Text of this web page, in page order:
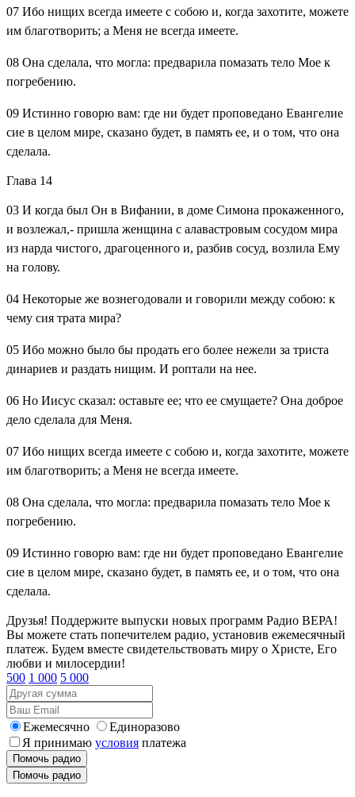
07 Ибо нищих всегда имеете с собою и, когда захотите, можете
им благотворить; а Меня не всегда имеете.
08 Она сделала, что могла: предварила помазать тело Мое к
погребению.
09 Истинно говорю вам: где ни будет проповедано Евангелие
сие в целом мире, сказано будет, в память ее, и о том, что она
сделала.
Глава 14
03 И когда был Он в Вифании, в доме Симона прокаженного,
и возлежал,- пришла женщина с алавастровым сосудом мира
из нарда чистого, драгоценного и, разбив сосуд, возлила Ему
на голову.
04 Некоторые же вознегодовали и говорили между собою: к
чему сия трата мира?
05 Ибо можно было бы продать его более нежели за триста
динариев и раздать нищим. И роптали на нее.
06 Но Иисус сказал: оставьте ее; что ее смущаете? Она доброе
дело сделала для Меня.
07 Ибо нищих всегда имеете с собою и, когда захотите, можете
им благотворить; а Меня не всегда имеете.
08 Она сделала, что могла: предварила помазать тело Мое к
погребению.
09 Истинно говорю вам: где ни будет проповедано Евангелие
сие в целом мире, сказано будет, в память ее, и о том, что она
сделала.
Друзья! Поддержите выпуски новых программ Радио ВЕРА!
Вы можете стать попечителем радио, установив ежемесячный
платеж. Будем вместе свидетельствовать миру о Христе, Его
любви и милосердии!
500 1 000 5 000
Ежемесячно
Единоразово
Я принимаю условия платежа
Помочь радио
Помочь радио